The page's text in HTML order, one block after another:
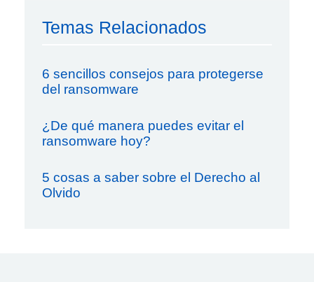
Temas Relacionados
6 sencillos consejos para protegerse
del ransomware
¿De qué manera puedes evitar el
ransomware hoy?
5 cosas a saber sobre el Derecho al
Olvido